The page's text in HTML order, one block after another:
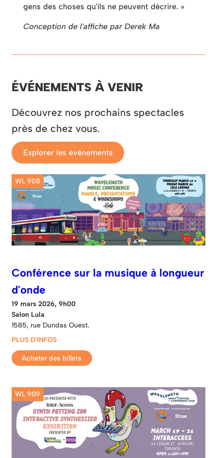
gens des choses qu'ils ne peuvent décrire. »
Conception de l'affiche par Derek Ma
ÉVÉNEMENTS À VENIR
Découvrez nos prochains spectacles
près de chez vous.
Explorer les événements
WL 908
Conférence sur la musique à longueur
d'onde
19 mars 2026, 9h00
Salon Lula
1585, rue Dundas Ouest.
PLUS D'INFOS
Acheter des billets
WL 909